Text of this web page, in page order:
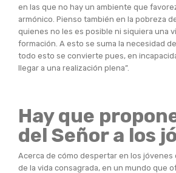
en las que no hay un ambiente que
armónico. Pienso también en la pobreza
quienes no les es posible ni siquiera una
formación. A esto se suma la necesidad
todo esto se convierte pues, en
llegar a una realización plena”.
Hay que
del Señor a los
Acerca de cómo despertar en los jóvenes
de la vida consagrada, en un mundo que